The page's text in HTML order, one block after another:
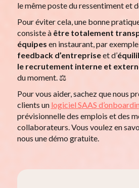
le même poste du ressentiment et
Pour éviter cela, une bonne
consiste à être totalement
équipes en instaurant, par
feedback d’entrepriseet d’
le recrutement interne et
du moment. ⚖️
Pour vous aider, sachez que nous
clients un logiciel SAAS
prévisionnelle des emplois et des
collaborateurs. Vous voulez en
nous une démo gratuite.